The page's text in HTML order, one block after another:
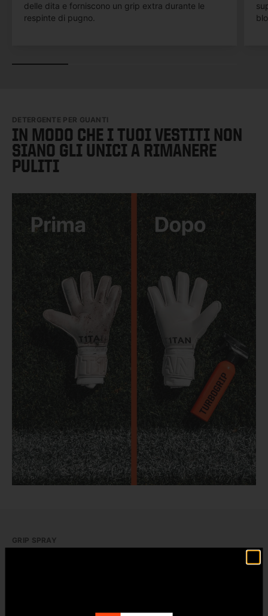
delle dita e forniscono un grip extra durante le
respinte di pugno.
DETERGENTE PER GUANTI
IN MODO CHE I TUOI VESTITI NON
SIANO GLI UNICI A RIMANERE
PULITI
GRIP SPRAY